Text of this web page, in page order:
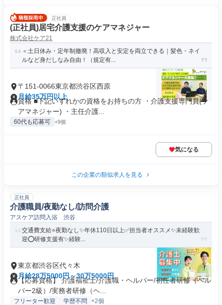
正社員
(正社員)居宅介護支援のケアマネジャー
株式会社ケア21
＜土日休み・定年制撤廃！高収入と安定を両立できる｜髪色・ネイ
ルなど身だしなみ自由！（規定有...
〒151-0066東京都渋谷区西原
月給35万円以上
資格 ■下記いずれかの資格をお持ちの方 ・介護支援専門員(ケ
アマネジャー) ・主任介護...
60代も応募可 +9個
気になる
この企業の類似求人を見る
正社員
介護職員/夜勤なし/訪問介護
アスケア訪問入浴 渋谷
交通費支給⭐️夜勤なし✨年休110日以上✅️担当者オススメ✨未経験歓
迎⭕️研修支援有✨経験...
東京都渋谷区代々木
月給28万5000円～30万5000円
【応募資格】 介護福祉士/介護職・ヘルパー/初任者研修（ヘル
パー2級）/実務者研修（ヘ...
フリーター歓迎 学歴不問 +2個